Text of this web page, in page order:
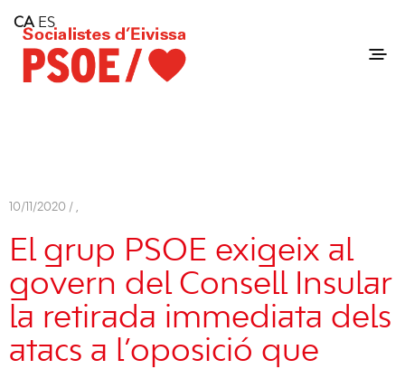
Consell Insular d'Eivissa
Services
Contact
10/11/2020 / ,
El grup PSOE exigeix al
govern del Consell Insular
la retirada immediata dels
atacs a l’oposició que
CA ES